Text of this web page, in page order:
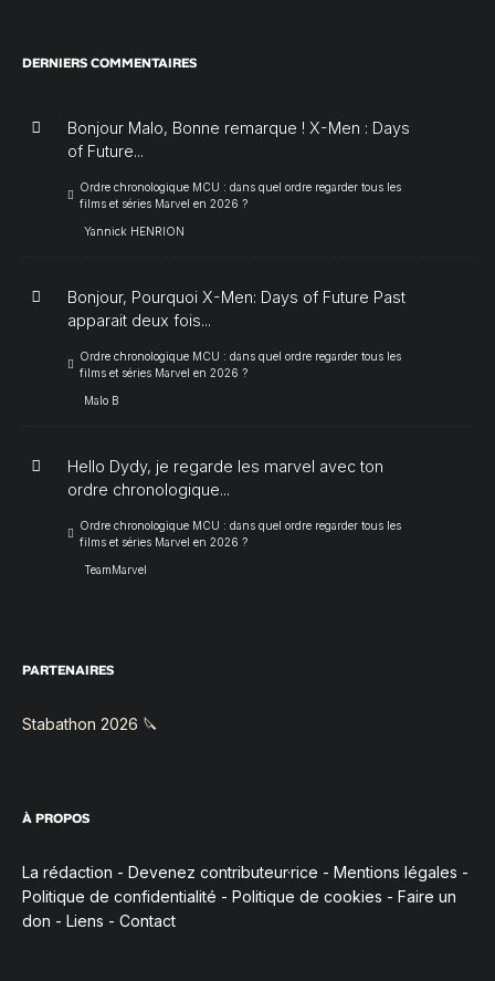
DERNIERS COMMENTAIRES
Bonjour Malo, Bonne remarque ! X-Men : Days
of Future...
Ordre chronologique MCU : dans quel ordre regarder tous les
films et séries Marvel en 2026 ?
Yannick HENRION
Bonjour, Pourquoi X-Men: Days of Future Past
apparait deux fois...
Ordre chronologique MCU : dans quel ordre regarder tous les
films et séries Marvel en 2026 ?
Malo B
Hello Dydy, je regarde les marvel avec ton
ordre chronologique...
Ordre chronologique MCU : dans quel ordre regarder tous les
films et séries Marvel en 2026 ?
TeamMarvel
PARTENAIRES
Stabathon 2026 🔪
À PROPOS
La rédaction - Devenez contributeur·rice - Mentions légales -
Politique de confidentialité - Politique de cookies - Faire un
don - Liens - Contact